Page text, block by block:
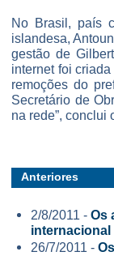
No Brasil, país
islandesa,
gestão de
internet foi
remoções do
Secretário de
na rede”, conclui
Anteriores
2/8/2011 - Os
internacional
26/7/2011 -